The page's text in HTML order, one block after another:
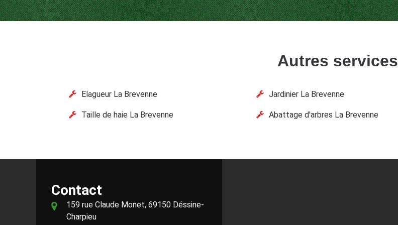
Autres services
Elagueur La Brevenne Jardinier La Brevenne
Taille de haie La Brevenne Abattage d'arbres La Brevenne
Contact
159 rue Claude Monet, 69150 Déssine-
Charpieu